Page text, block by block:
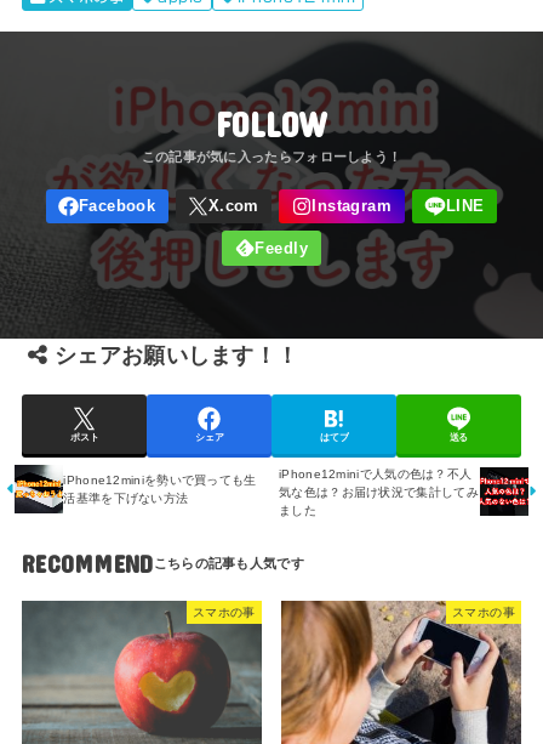
FOLLOW
シェアお願いします！！
ポスト シェア はてブ 送る
iPhone12miniで人気の色は？不人
気な色は？お届け状況で集計してみ
ました
iPhone12miniを勢いで買っても生
活基準を下げない方法
RECOMMEND
スマホの事 スマホの事